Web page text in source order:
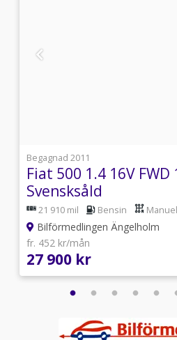
Begagnad 2011
Fiat 500 1.4 16V
Svensksåld
21 910 mil Bensin
Bilförmedlingen Ängelholm
fr. 452 kr/mån
27 900 kr